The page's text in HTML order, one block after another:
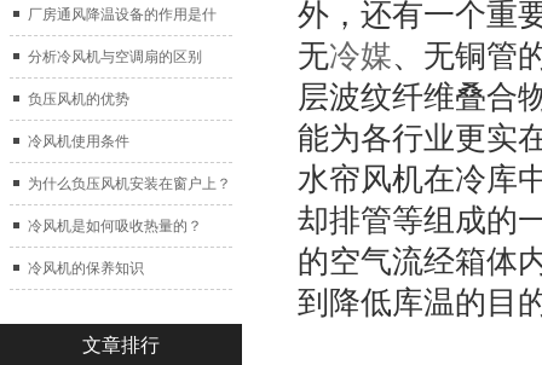
厂房通风降温设备的作用是什
么？
分析冷风机与空调扇的区别
负压风机的优势
冷风机使用条件
为什么负压风机安装在窗户上？
冷风机是如何吸收热量的？
冷风机的保养知识
文章排行
外，还有一个重
无冷媒、无铜管
层波纹纤维叠合
能为各行业更实
水帘风机在冷库
却排管等组成的
的空气流经箱体
到降低库温的目